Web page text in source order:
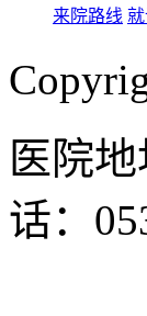
来院路线
医院
话：